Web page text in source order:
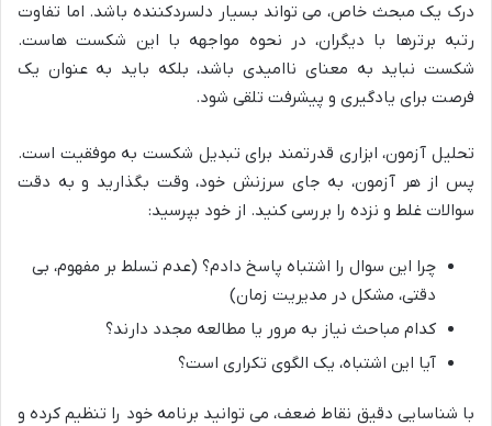
درک یک مبحث خاص، می تواند بسیار دلسردکننده باشد. اما تفاوت
رتبه برترها با دیگران، در نحوه مواجهه با این شکست هاست.
شکست نباید به معنای ناامیدی باشد، بلکه باید به عنوان یک
فرصت برای یادگیری و پیشرفت تلقی شود.
تحلیل آزمون، ابزاری قدرتمند برای تبدیل شکست به موفقیت است.
پس از هر آزمون، به جای سرزنش خود، وقت بگذارید و به دقت
سوالات غلط و نزده را بررسی کنید. از خود بپرسید:
چرا این سوال را اشتباه پاسخ دادم؟ (عدم تسلط بر مفهوم، بی
دقتی، مشکل در مدیریت زمان)
کدام مباحث نیاز به مرور یا مطالعه مجدد دارند؟
آیا این اشتباه، یک الگوی تکراری است؟
با شناسایی دقیق نقاط ضعف، می توانید برنامه خود را تنظیم کرده و